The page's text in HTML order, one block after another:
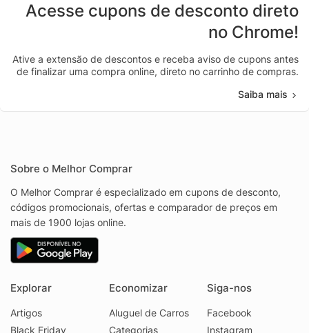
Acesse cupons de desconto direto
no Chrome!
Ative a extensão de descontos e receba aviso de cupons antes
de finalizar uma compra online, direto no carrinho de compras.
Saiba mais
Sobre o Melhor Comprar
O Melhor Comprar é especializado em cupons de desconto,
códigos promocionais, ofertas e comparador de preços em
mais de 1900 lojas online.
Explorar
Artigos
Black Friday
Economizar
Aluguel de Carros
Categorias
Siga-nos
Facebook
Instagram